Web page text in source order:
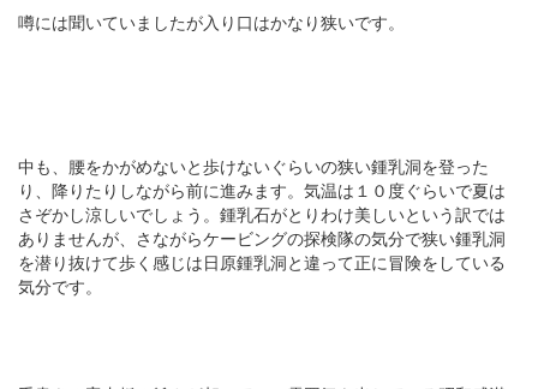
噂には聞いていましたが入り口はかなり狭いです。
中も、腰をかがめないと歩けないぐらいの狭い鍾乳洞を登った
り、降りたりしながら前に進みます。気温は１０度ぐらいで夏は
さぞかし涼しいでしょう。鍾乳石がとりわけ美しいという訳では
ありませんが、さながらケービングの探検隊の気分で狭い鍾乳洞
を潜り抜けて歩く感じは日原鍾乳洞と違って正に冒険をしている
気分です。